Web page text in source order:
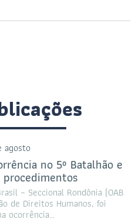
agosto
no 5º Batalhão e
– Seccional Rondônia (OAB
de Direitos Humanos, foi
ocorrência…